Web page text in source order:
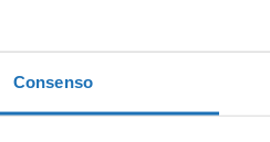
Consenso